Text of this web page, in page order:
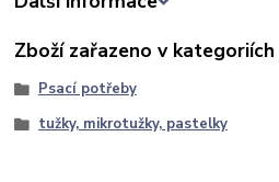
Zboží zařazeno v kategoriích
Psací potřeby
tužky, mikrotužky, pastelky